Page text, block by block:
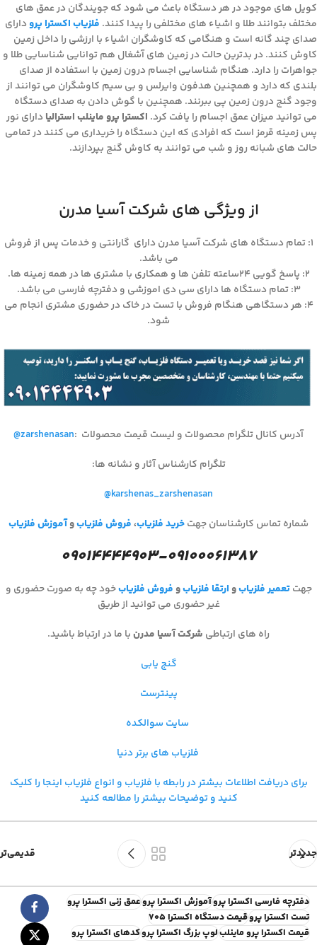
کویل های موجود در هر دستگاه باعث می شود که جویندگان در عمق های
مختلف بتوانند طلا و اشیاء های مختلفی را پیدا کنند. فلزیاب اکسترا پرودارای
صدای چند گانه است و هنگامی که کاوشگران اشیاء با ارزشی را داخل زمین
کاوش کنند. در بدترین حالت در زمین های آشغال هم توانایی شناسایی طلا و
جواهرات را دارد. هنگام شناسایی اجسام درون زمین با استفاده از صدای
بلندی که دارد و همچنین هدفون وایرلس و بی سیم کاوشگران می توانند از
وجود گنج درون زمین پی ببرنند. همچنین با گوش دادن به صدای دستگاه
می توانید میزان عمق اجسام را یافت کرد. اکسترا پرو ماینلب استرالیا دارای نور
پس زمینه قرمز است که افرادی که این دستگاه را خریداری می کنند در تمامی
حالت های شبانه روز و شب می توانند به کاوش گنج بپردازند.
از ویژگی های شرکت آسیا مدرن
۱: تمام دستگاه های شرکت آسیا مدرن دارای گارانتی و خدمات پس از فروش
می باشد.
۲: پاسخ گویی ۲۴ساعته تلفن ها و همکاری با مشتری ها در همه زمینه ها.
۳: تمام دستگاه ها دارای سی دی اموزشی و دفترچه فارسی می باشد.
۴: هر دستگاهی هنگام فروش با تست در خاک در حضوری مشتری انجام می
شود.
آدرس کانال تلگرام محصولات و لیست قیمت محصولات :
@zarshenasan
تلگرام کارشناس آثار و نشانه ها:
@karshenas_zarshenasan
شماره تماس کارشناسان جهتخرید فلزیاب،فروش فلزیابوآموزش فلزیاب
۰۹۰۱۴۴۴۴۹۰۳-۰۹۱۰۰۰۶۱۳۸۷
جهتتعمیر فلزیابوارتقا فلزیابوفروش فلزیابخود چه به صورت حضوری و
غیر حضوری می توانید از طریق
راه های ارتباطی شرکت آسیا مدرنبا ما در ارتباط باشید.
گنج یابی
پینترست
سایت سوالکده
فلزیاب های برتر دنیا
برای دریافت اطلاعات بیشتر در رابطه با فلزیاب و انواع فلزیاب اینجا را کلیک
کنید و توضیحات بیشتر را مطالعه کنید
جدیدتر قدیمی‌تر
دفترچه فارسی اکسترا پروآموزش اکسترا پروعمق زنی اکسترا پرو
تست اکسترا پروقیمت دستگاه اکسترا 705
قیمت اکسترا پرو ماینلبلوپ بزرگ اکسترا پروکدهای اکسترا پرو